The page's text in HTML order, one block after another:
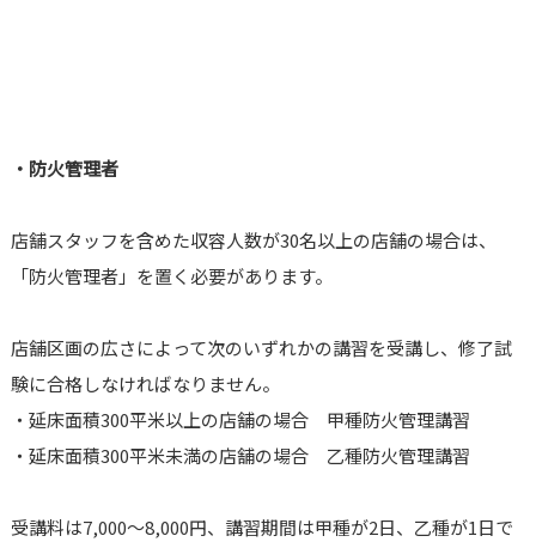
・防火管理者
店舗スタッフを含めた収容人数が30名以上の店舗の場合は、
「防火管理者」を置く必要があります。
店舗区画の広さによって次のいずれかの講習を受講し、修了試
験に合格しなければなりません。
・延床面積300平米以上の店舗の場合 甲種防火管理講習
・延床面積300平米未満の店舗の場合 乙種防火管理講習
受講料は7,000～8,000円、講習期間は甲種が2日、乙種が1日で